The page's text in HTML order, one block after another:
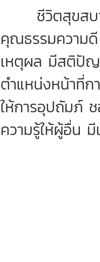
ชีวิตสุขสบาย
คุณธรรมความ
เหตุผล มีสติปัญ
ตำแหน่งหน้าที่ก
ให้การอุปถัมภ์
ความรู้ให้ผู้อื่น